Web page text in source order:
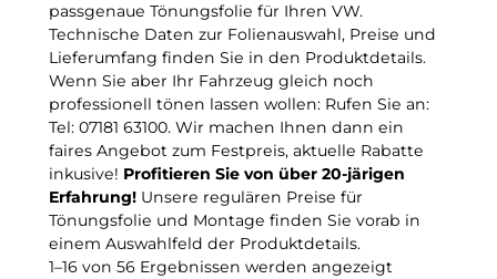
ä
h
l
n
S
i
e
e
i
passgenaue Tönungsfolie für Ihren VW.
Technische Daten zur Folienauswahl, Preise und
Lieferumfang finden Sie in den Produktdetails.
Wenn Sie aber Ihr Fahrzeug gleich noch
professionell tönen lassen wollen: Rufen Sie an:
Tel: 07181 63100. Wir machen Ihnen dann ein
faires Angebot zum Festpreis, aktuelle Rabatte
inkusive! Profitieren Sie von über 20-järigen
Erfahrung!Unsere regulären Preise für
Tönungsfolie und Montage finden Sie vorab in
einem Auswahlfeld der Produktdetails.
1–16 von 56 Ergebnissen werden angezeigt